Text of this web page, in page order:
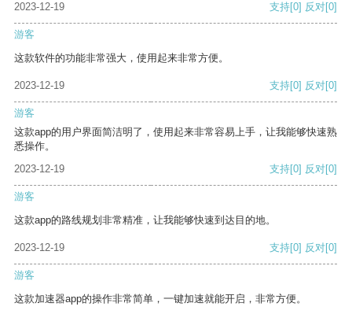
2023-12-19 支持[0] 反对[0]
游客
这款软件的功能非常强大，使用起来非常方便。
2023-12-19 支持[0] 反对[0]
游客
这款app的用户界面简洁明了，使用起来非常容易上手，让我能够快速熟
悉操作。
2023-12-19
支持[0] 反对[0]
游客
这款app的路线规划非常精准，让我能够快速到达目的地。
2023-12-19 支持[0] 反对[0]
游客
这款加速器app的操作非常简单，一键加速就能开启，非常方便。